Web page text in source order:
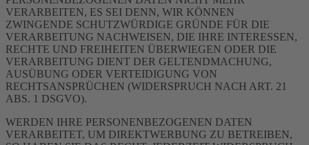
VERARBEITEN, ES SEI DENN, WIR KÖNNEN
ZWINGENDE SCHUTZWÜRDIGE GRÜNDE FÜR DIE
VERARBEITUNG NACHWEISEN, DIE IHRE INTERESSEN,
RECHTE UND FREIHEITEN ÜBERWIEGEN ODER DIE
VERARBEITUNG DIENT DER GELTENDMACHUNG,
AUSÜBUNG ODER VERTEIDIGUNG VON
RECHTSANSPRÜCHEN (WIDERSPRUCH NACH ART. 21
ABS. 1 DSGVO).
WERDEN IHRE PERSONENBEZOGENEN DATEN
VERARBEITET, UM DIREKTWERBUNG ZU BETREIBEN,